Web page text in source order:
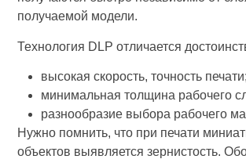
получаемой модели.
Технология DLP отличается
высокая скорость, точность печати;
минимальная толщина рабочего
разнообразие выбора рабочего
Нужно помнить, что при печати
объектов выявляется зернистость.